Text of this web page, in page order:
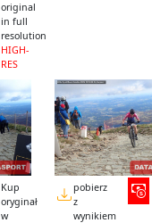
original
in full
resolution
HIGH-
RES
Kup
oryginał
w
pobierz
z
wynikiem